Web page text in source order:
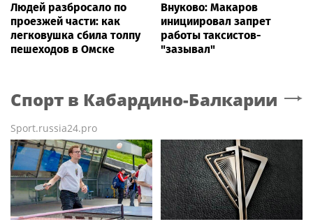
Людей разбросало по
проезжей части: как
легковушка сбила толпу
пешеходов в Омске
Внуково: Макаров
инициировал запрет
работы таксистов-
"зазывал"
Спорт в Кабардино-Балкарии
Sport.russia24.pro